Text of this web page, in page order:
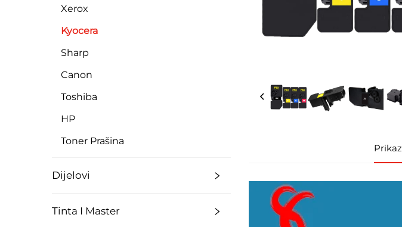
Xerox
Kyocera
Sharp
Canon
Toshiba
HP
Toner Prašina
Dijelovi
Tinta I Master
Prikaz